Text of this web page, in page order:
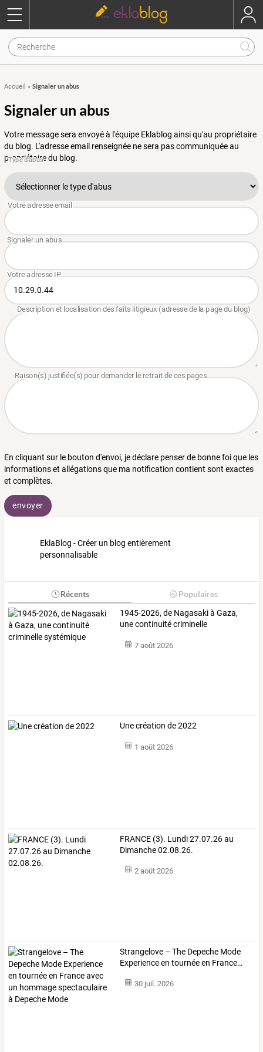
Accueil » Signaler un abus
Signaler un abus
Votre message sera envoyé à l'équipe Eklablog ainsi qu'au propriétaire
du blog. L'adresse email renseignée ne sera pas communiquée au
propriétaire du blog.
En cliquant sur le bouton d'envoi, je déclare penser de bonne foi que les
informations et allégations que ma notification contient sont exactes
et complètes.
envoyer
EklaBlog - Créer un blog entièrement
personnalisable
Récents Populaires
1945-2026, de Nagasaki à Gaza,
une continuité criminelle
7 août 2026
Une création de 2022
1 août 2026
FRANCE (3). Lundi 27.07.26 au
Dimanche 02.08.26.
2 août 2026
Strangelove – The Depeche Mode
Experienceen tournéeen France…
30 juil. 2026